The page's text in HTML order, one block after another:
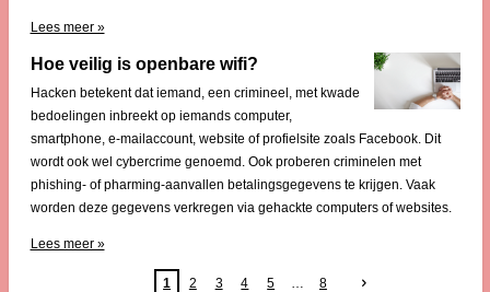
Lees meer »
Hoe veilig is openbare wifi?
Hacken betekent dat iemand, een crimineel, met kwade
bedoelingen inbreekt op iemands computer,
smartphone, e-mailaccount, website of profielsite zoals Facebook. Dit
wordt ook wel cybercrime genoemd. Ook proberen criminelen met
phishing- of pharming-aanvallen betalingsgegevens te krijgen. Vaak
worden deze gegevens verkregen via gehackte computers of websites.
Lees meer »
1 2 3 4 5 8